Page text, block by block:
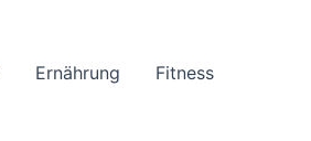
Ernährung Fitness